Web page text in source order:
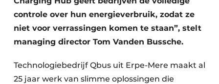
controle over hun energieverbruik, zodat ze
niet voor verrassingen komen te staan”, stelt
managing director Tom Vanden Bussche.
Technologiebedrijf Qbus uit Erpe-Mere maakt al
25 jaar werk van slimme oplossingen die